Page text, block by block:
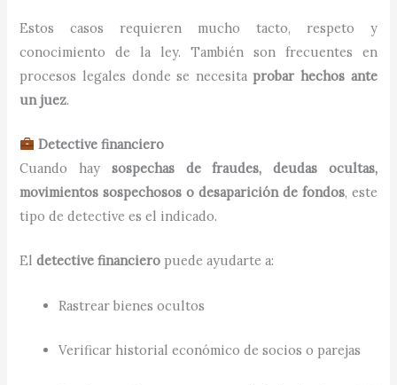
Estos casos requieren mucho tacto, respeto y
conocimiento de la ley. También son frecuentes en
procesos legales donde se necesita probar hechos ante
un juez.
Detective financiero
Cuando hay sospechas de fraudes, deudas ocultas,
movimientos sospechosos o desaparición de fondos, este
tipo de detective es el indicado.
Eldetective financiero puede ayudarte a:
Rastrear bienes ocultos
Verificar historial económico de socios o parejas